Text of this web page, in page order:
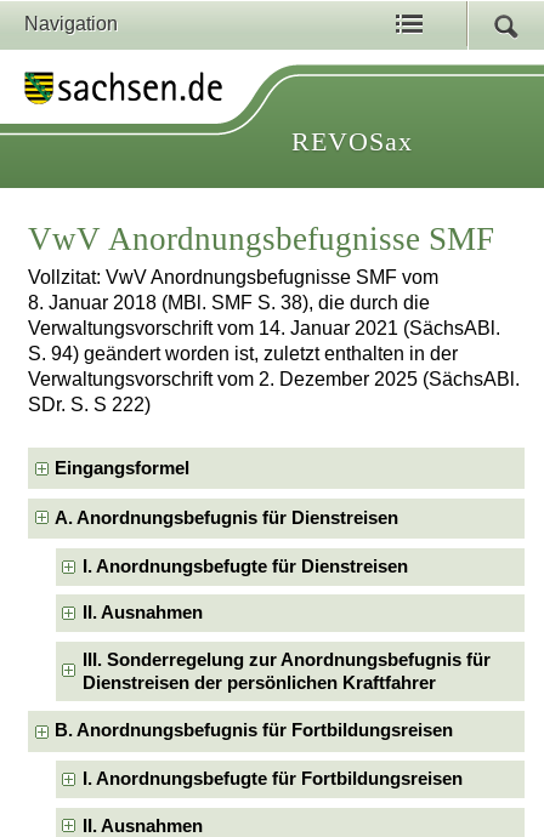
Navigation
REVOSax
VwV Anordnungsbefugnisse SMF
Vollzitat: VwV Anordnungsbefugnisse SMF vom
8. Januar 2018 (MBl. SMF S. 38), die durch die
Verwaltungsvorschrift vom 14. Januar 2021 (SächsABl.
S. 94) geändert worden ist, zuletzt enthalten in der
Verwaltungsvorschrift vom 2. Dezember 2025 (SächsABl.
SDr. S. S 222)
Eingangsformel
A. Anordnungsbefugnis für Dienstreisen
I. Anordnungsbefugte für Dienstreisen
II. Ausnahmen
III. Sonderregelung zur Anordnungsbefugnis für
Dienstreisen der persönlichen Kraftfahrer
B. Anordnungsbefugnis für Fortbildungsreisen
I. Anordnungsbefugte für Fortbildungsreisen
II. Ausnahmen